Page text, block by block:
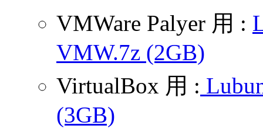
VMWare Palyer 用 :
VMW.7z (2GB)
VirtualBox 用 :
(3GB)